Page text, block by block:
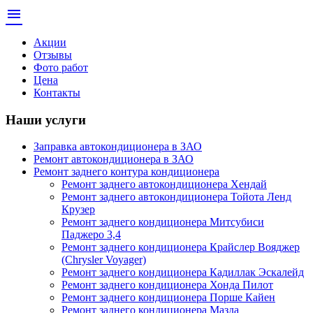
menu
Акции
Отзывы
Фото работ
Цена
Контакты
Наши услуги
Заправка автокондиционера в ЗАО
Ремонт автокондиционера в ЗАО
Ремонт заднего контура кондиционера
Ремонт заднего автокондиционера Хендай
Ремонт заднего автокондиционера Тойота Ленд
Крузер
Ремонт заднего кондиционера Митсубиси
Паджеро 3,4
Ремонт заднего кондиционера Крайслер Вояджер
(Chrysler Voyager)
Ремонт заднего кондиционера Кадиллак Эскалейд
Ремонт заднего кондиционера Хонда Пилот
Ремонт заднего кондиционера Порше Кайен
Ремонт заднего кондиционера Мазда